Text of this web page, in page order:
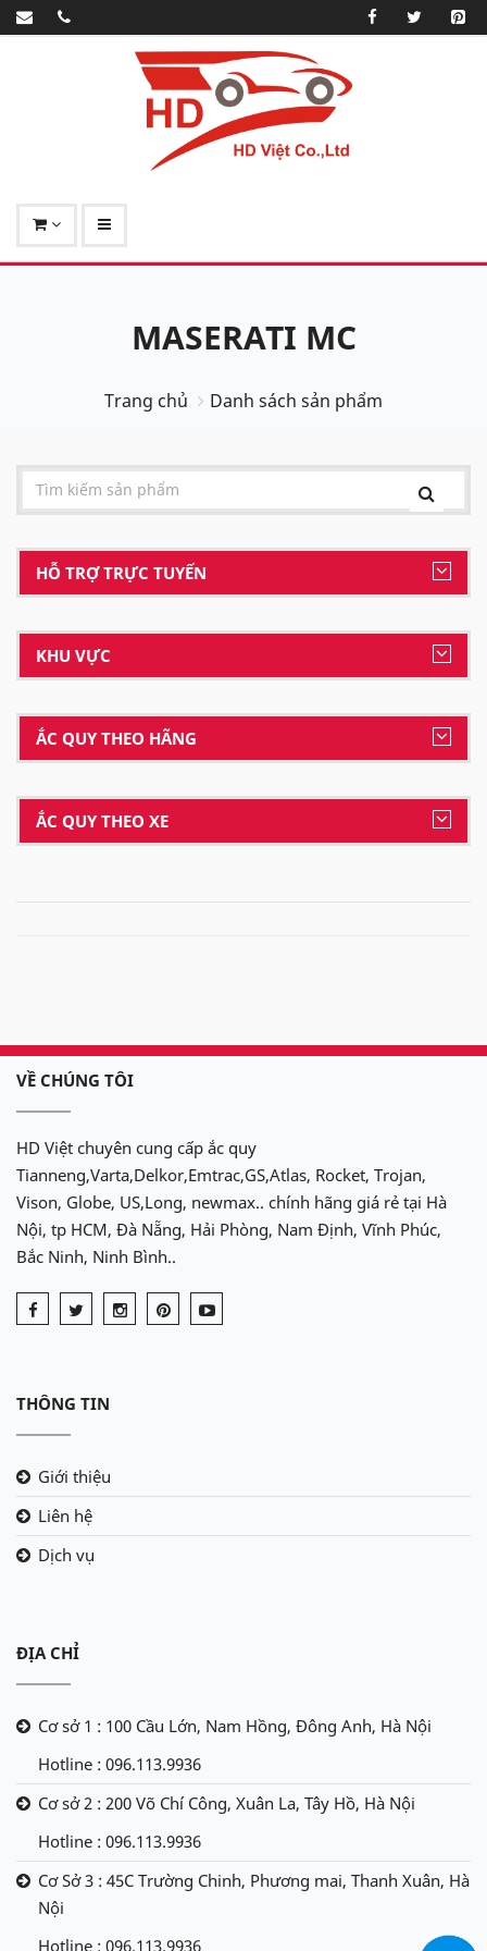
MASERATI MC
Trang chủ Danh sách sản phẩm
HỖ TRỢ TRỰC TUYẾN
KHU VỰC
ẮC QUY THEO HÃNG
ẮC QUY THEO XE
VỀ CHÚNG TÔI
HD Việt chuyên cung cấp ắc quy
Tianneng,Varta,Delkor,Emtrac,GS,Atlas, Rocket, Trojan,
Vison, Globe, US,Long, newmax.. chính hãng giá rẻ tại Hà
Nội, tp HCM, Đà Nẵng, Hải Phòng, Nam Định, Vĩnh Phúc,
Bắc Ninh, Ninh Bình..
THÔNG TIN
Giới thiệu
Liên hệ
Dịch vụ
ĐỊA CHỈ
Cơ sở 1 : 100 Cầu Lớn, Nam Hồng, Đông Anh, Hà Nội
Hotline : 096.113.9936
Cơ sở 2 : 200 Võ Chí Công, Xuân La, Tây Hồ, Hà Nội
Hotline : 096.113.9936
Cơ Sở 3 : 45C Trường Chinh, Phương mai, Thanh Xuân, Hà
Nội
Hotline : 096.113.9936